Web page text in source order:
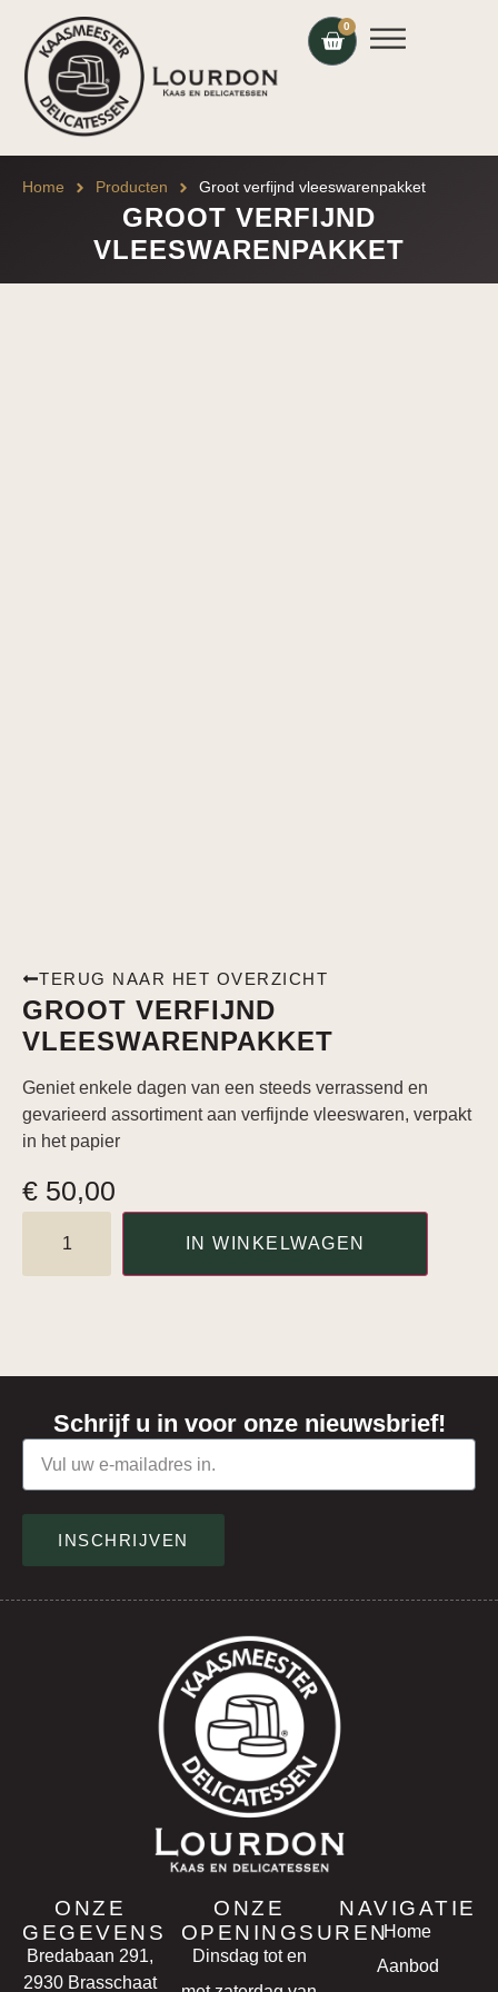
0
GROOT VERFIJND
VLEESWARENPAKKET
Home Producten Groot verfijnd vleeswarenpakket
TERUG NAAR HET OVERZICHT
GROOT VERFIJND
VLEESWARENPAKKET
Geniet enkele dagen van een steeds verrassend en
gevarieerd assortiment aan verfijnde vleeswaren, verpakt
in het papier
€ 50,00
IN WINKELWAGEN
Schrijf u in voor onze nieuwsbrief!
INSCHRIJVEN
ONZE
GEGEVENS
Bredabaan 291,
2930 Brasschaat
NAVIGATIE
Home
Aanbod
ONZE
OPENINGSUREN
Dinsdag tot en